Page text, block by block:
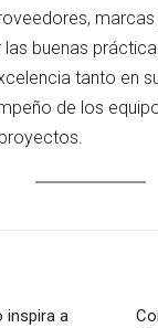
buenas
tanto en
de los
inspira a